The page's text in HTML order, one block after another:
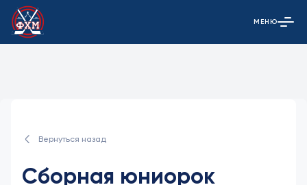
Открыть
МЕНЮ
Вернуться назад
Сборная юниорок